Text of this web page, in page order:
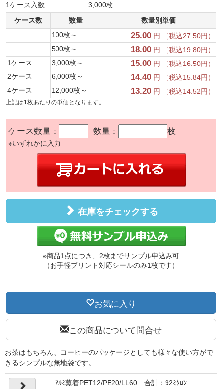
1ケース入数
:
3,000枚
ケース数
数量
数量別単価
100枚～
25.00 円 （税込27.50円）
500枚～
18.00 円 （税込19.80円）
1ケース
3,000枚～ 15.00 円 （税込16.50円）
2ケース
6,000枚～ 14.40 円 （税込15.84円）
4ケース
12,000枚～ 13.20 円 （税込14.52円）
上記は1枚あたりの単価となります。
ケース数量： 数量： 枚
※いずれかに入力
在庫をチェックする
※商品1点につき、2枚までサンプル申込み可
（お手軽プリント対応シールのみ1枚です）
お気に入り
この商品について問合せ
お茶はもちろん、コーヒーのパッケージとしても様々な使い方がで
きるシンプルな無地袋です。
: ｱﾙﾐ蒸着PET12/PE20/LL60 合計：92ﾐｸﾛﾝ